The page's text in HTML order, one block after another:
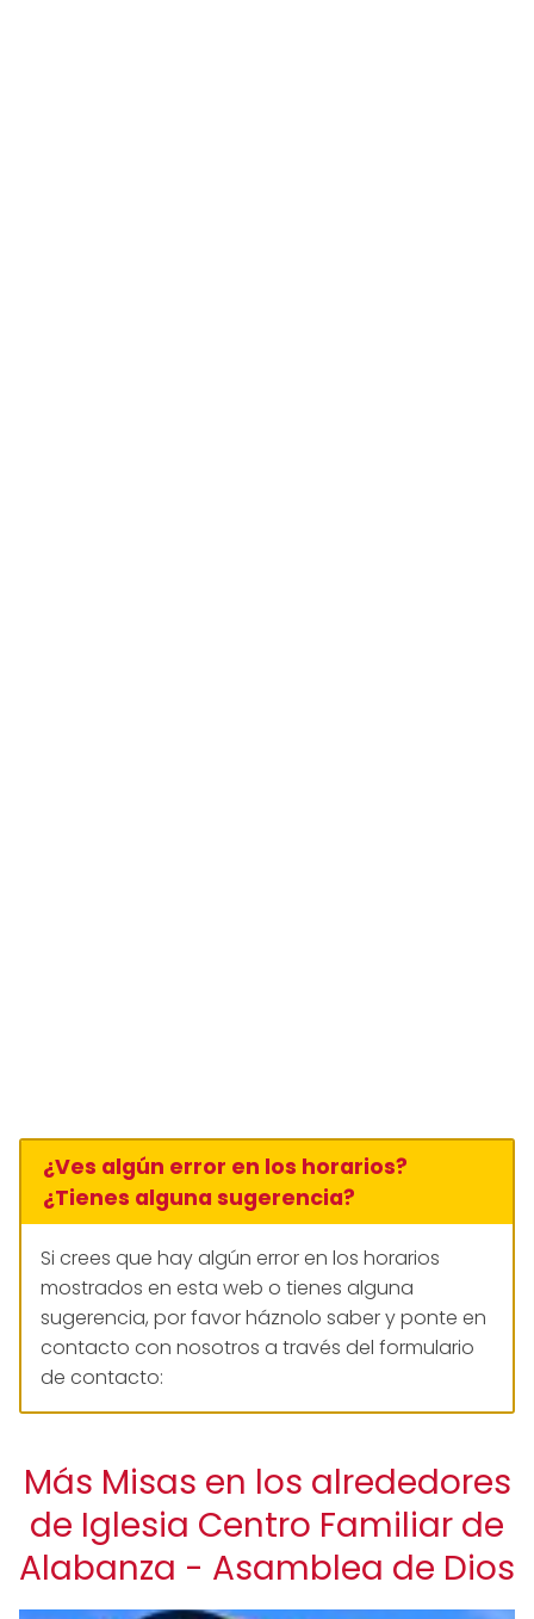
¿Ves algún error en los horarios?
¿Tienes alguna sugerencia?
Si crees que hay algún error en los horarios
mostrados en esta web o tienes alguna
sugerencia, por favor háznolo saber y ponte en
contacto con nosotros a través del formulario
de contacto:
Más Misas en los alrededores
de Iglesia Centro Familiar de
Alabanza - Asamblea de Dios